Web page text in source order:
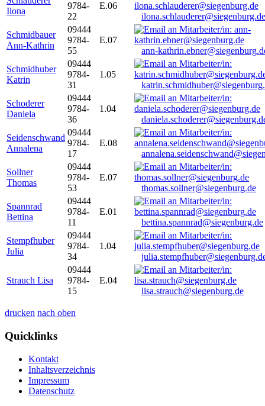
Ilona
9784-
22
E.06
ilona.schlauderer@siegenburg.de
Schmidbauer
Ann-Kathrin
09444
9784-
55
E.07
ann-
Schmidhuber
Katrin
09444
9784-
31
1.05
Schoderer
Daniela
09444
9784-
36
1.04
Seidenschwand
Annalena
09444
9784-
17
E.08
Sollner
Thomas
09444
9784-
53
E.07
thomas.sollner@siegenburg.de
Spannrad
Bettina
09444
9784-
11
E.01
bettina.spannrad@siegenburg.de
Stempfhuber
Julia
09444
9784-
34
1.04
Strauch Lisa
09444
9784-
15
E.04
lisa.strauch@siegenburg.de
drucken nach oben
Quicklinks
Kontakt
Inhaltsverzeichnis
Impressum
Datenschutz